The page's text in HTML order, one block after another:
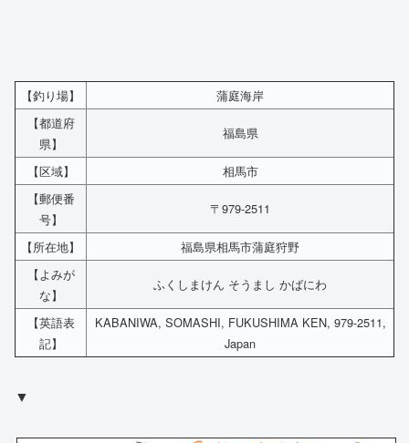
【釣り場】
蒲庭海岸
【都道府
県】
福島県
【区域】
相馬市
【郵便番
号】
〒979-2511
【所在地】
福島県相馬市蒲庭狩野
【よみが
な】
ふくしまけん そうまし かばにわ
【英語表
記】
KABANIWA, SOMASHI, FUKUSHIMA KEN, 979-2511,
Japan
▼